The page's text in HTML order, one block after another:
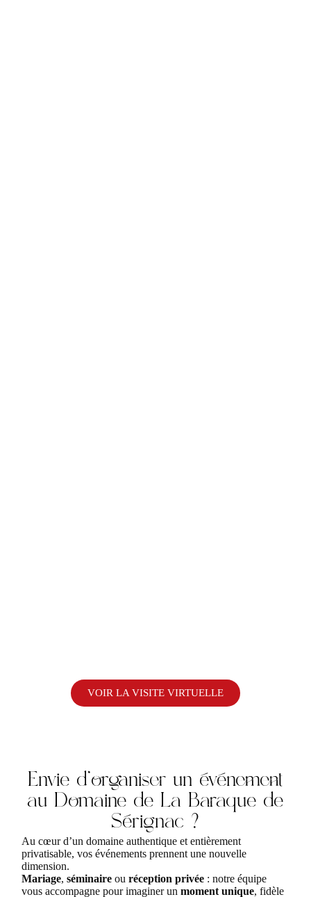
VOIR LA VISITE VIRTUELLE
Envie d'organiser un événement
au Domaine de La Baraque de
Sérignac ?
Au cœur d’un domaine authentique et entièrement
privatisable, vos événements prennent une nouvelle
dimension.
Mariage, séminaire ou réception privée: notre équipe
vous accompagne pour imaginer un moment unique, fidèle